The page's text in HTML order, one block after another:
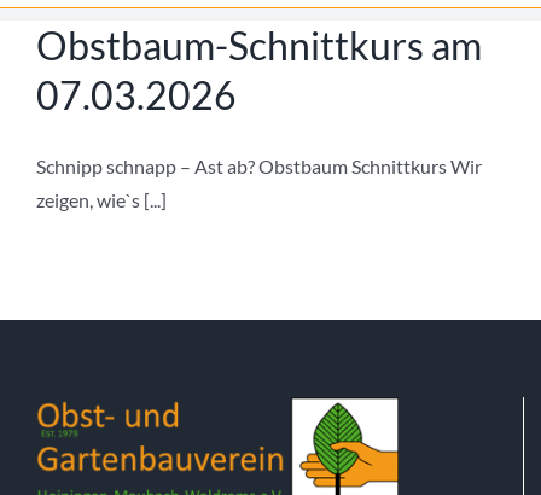
Obstbaum-Schnittkurs am
07.03.2026
Schnipp schnapp – Ast ab? Obstbaum Schnittkurs Wir
zeigen, wie`s [...]